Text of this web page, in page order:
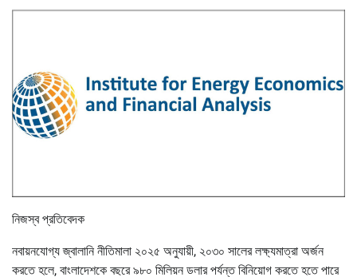
নিজস্ব প্রতিবেদক
নবায়নযোগ্য জ্বালানি নীতিমালা ২০২৫ অনুযায়ী, ২০৩০ সালের লক্ষ্যমাত্রা অর্জন
করতে হলে, বাংলাদেশকে বছরে ৯৮০ মিলিয়ন ডলার পর্যন্ত বিনিয়োগ করতে হতে পারে